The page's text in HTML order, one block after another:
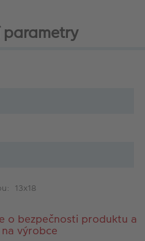
13x18
o bezpečnosti produktu a
výrobce